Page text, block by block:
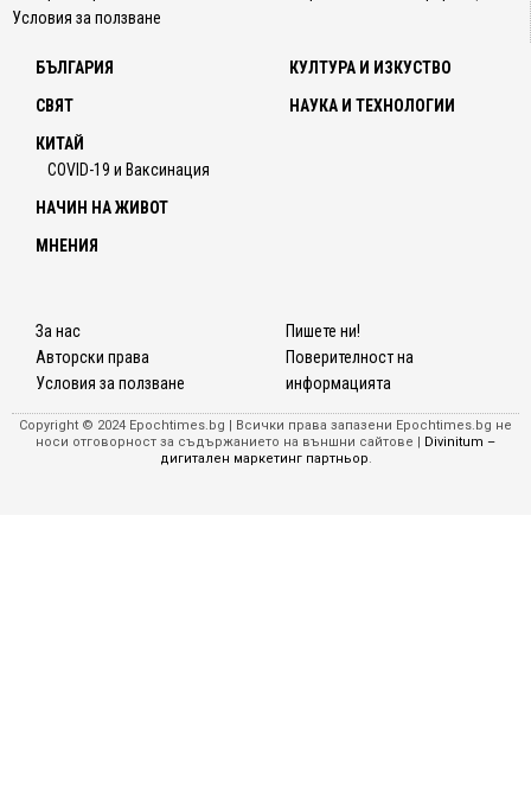
Условия за ползване
БЪЛГАРИЯ
СВЯТ
КИТАЙ
COVID-19 и Ваксинация
КУЛТУРА И ИЗКУСТВО
НАУКА И ТЕХНОЛОГИИ
НАЧИН НА ЖИВОТ
МНЕНИЯ
За нас
Авторски права
Условия за ползване
Пишете ни!
Поверителност на
информацията
Copyright © 2024 Epochtimes.bg | Всички права запазени Epochtimes.bg не
носи отговорност за съдържанието на външни сайтове | Divinitum –
дигитален маркетинг партньор.